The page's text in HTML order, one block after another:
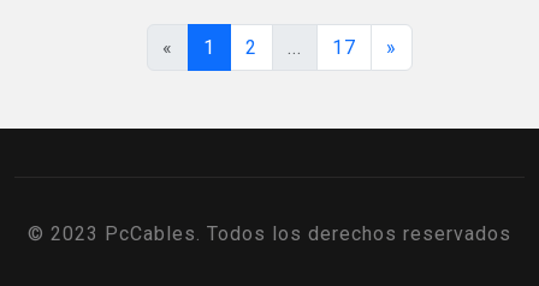
« 1 2 ... 17 »
© 2023 PcCables. Todos los derechos reservados